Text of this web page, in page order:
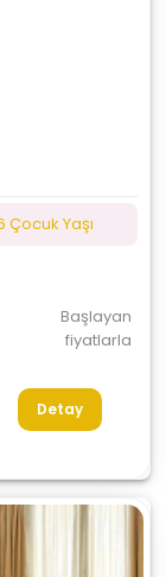
Çocuk Yaşı
Başlayan
fiyatlarla
Detay